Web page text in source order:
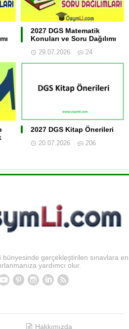
2027 DGS Matematik
Konuları ve Soru Dağılımı
29.07.2026 24
2027 DGS Kitap Önerileri
20.07.2026 206
gerçekleştirilen sınavlara en
yardımcı olur.
Hakkımızda